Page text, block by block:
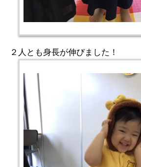
２人とも身長が伸びました！